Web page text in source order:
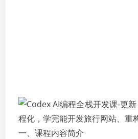
一、课程内容简介